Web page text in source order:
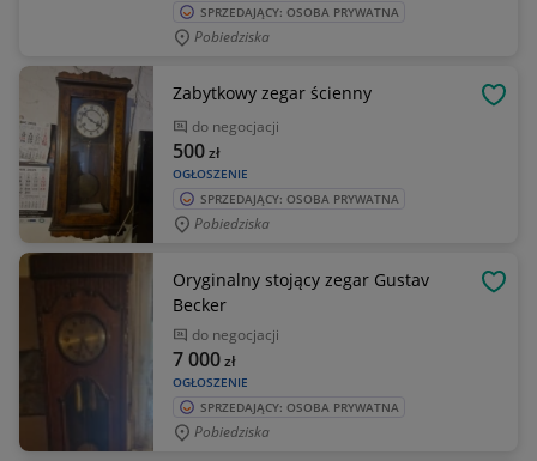
SPRZEDAJĄCY: OSOBA PRYWATNA
Pobiedziska
Zabytkowy zegar ścienny
do negocjacji
OGŁOSZENIE
500zł
SPRZEDAJĄCY: OSOBA PRYWATNA
Pobiedziska
Oryginalny stojący zegar Gustav
Becker
do negocjacji
OGŁOSZENIE
7 000zł
SPRZEDAJĄCY: OSOBA PRYWATNA
Pobiedziska